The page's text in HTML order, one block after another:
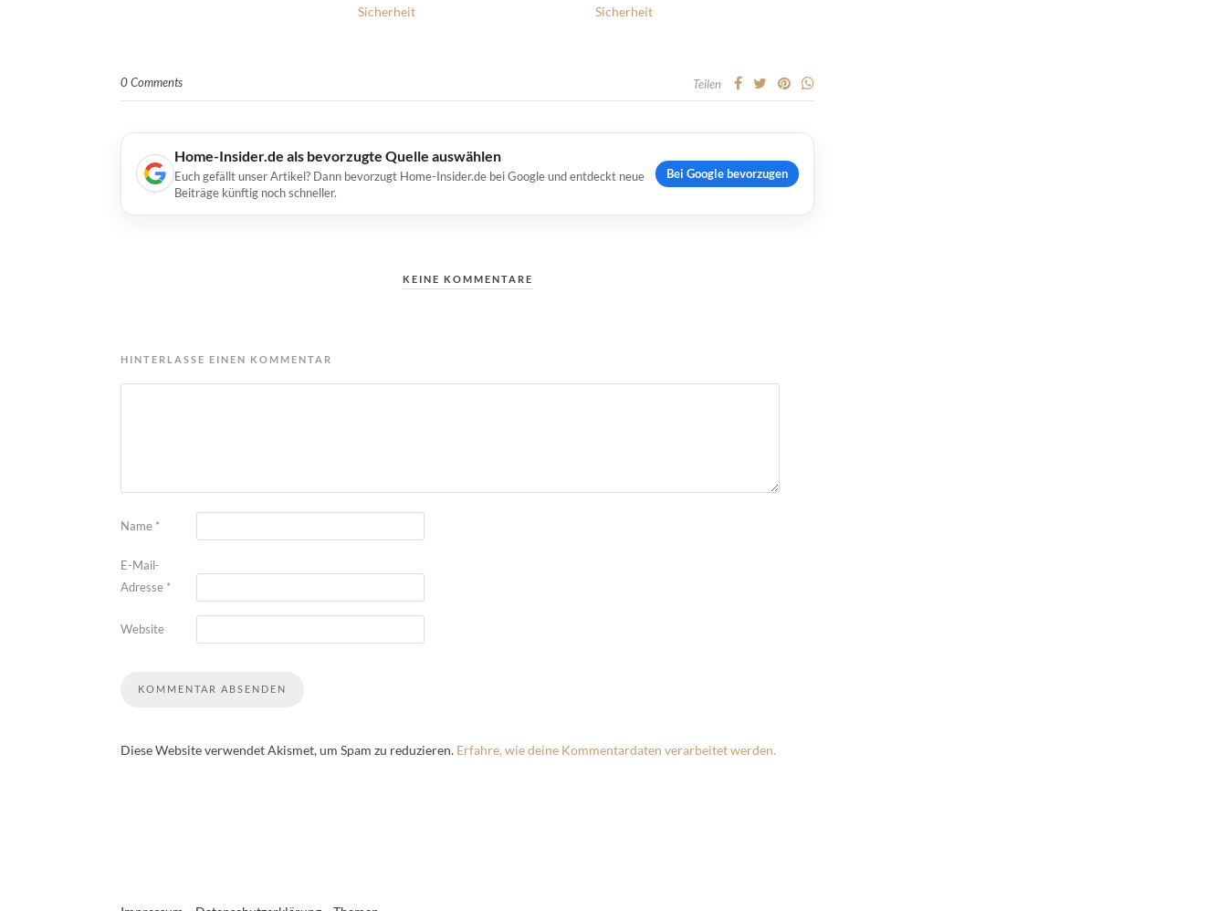
Sicherheit
Sicherheit
0 Comments Teilen
Home-Insider.de als bevorzugte Quelle auswählen
Euch gefällt unser Artikel? Dann bevorzugt Home-Insider.de bei Google und entdeckt neue
Beiträge künftig noch schneller.
Bei Google bevorzugen
KEINE KOMMENTARE
HINTERLASSE EINEN KOMMENTAR
Name *
E-Mail-
Adresse *
Website
Diese Website verwendet Akismet, um Spam zu reduzieren. Erfahre, wie deine Kommentardaten verarbeitet werden.